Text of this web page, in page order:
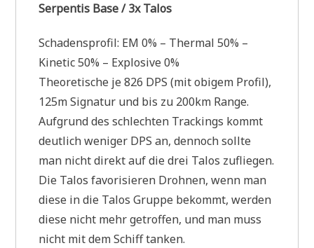
Serpentis Base / 3x Talos
Schadensprofil: EM 0% – Thermal 50% –
Kinetic 50% – Explosive 0%
Theoretische je 826 DPS (mit obigem Profil),
125m Signatur und bis zu 200km Range.
Aufgrund des schlechten Trackings kommt
deutlich weniger DPS an, dennoch sollte
man nicht direkt auf die drei Talos zufliegen.
Die Talos favorisieren Drohnen, wenn man
diese in die Talos Gruppe bekommt, werden
diese nicht mehr getroffen, und man muss
nicht mit dem Schiff tanken.